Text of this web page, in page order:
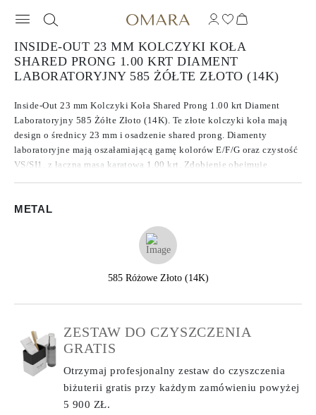
INSIDE-OUT 23 MM KOLCZYKI KOŁA
SHARED PRONG 1.00 KRT DIAMENT
LABORATORYJNY 585 ŻÓŁTE ZŁOTO (14K)
Inside-Out 23 mm Kolczyki Koła Shared Prong 1.00 krt Diament
Laboratoryjny 585 Żółte Złoto (14K). Te złote kolczyki koła mają
design o średnicy 23 mm i osadzenie shared prong. Diamenty
laboratoryjne mają oszałamiającą gamę kolorów E/F/G oraz czystość
VS/SI1, z łączną masą karatową 1.00 krt. Zdobienie obejmuje
METAL
585 Różowe Złoto (14K)
ZESTAW DO CZYSZCZENIA
GRATIS
Otrzymaj profesjonalny zestaw do czyszczenia
biżuterii gratis przy każdym zamówieniupowyżej
5 900 ZŁ.